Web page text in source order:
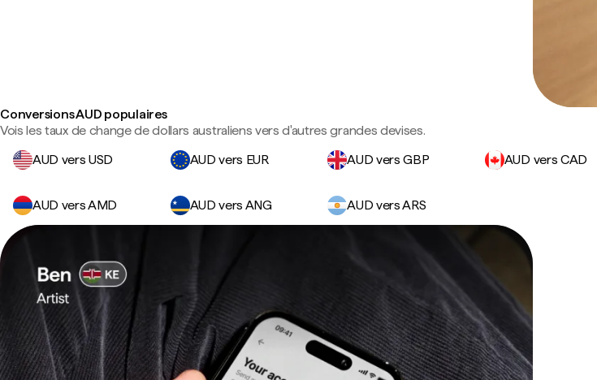
Conversions AUD populaires
Vois les taux de change de dollars australiens vers d'autres grandes devises.
AUD vers USD
AUD vers EUR AUD vers GBP AUD vers CAD
AUD vers AMD AUD vers ANG AUD vers ARS